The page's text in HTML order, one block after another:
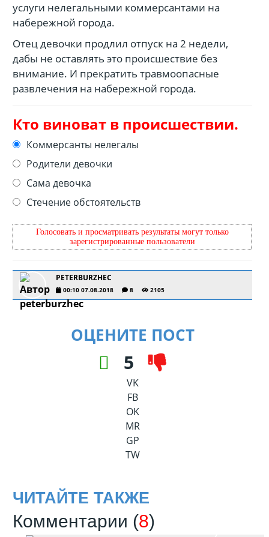
услуги нелегальными коммерсантами на
набережной города.
Отец девочки продлил отпуск на 2 недели,
дабы не оставлять это происшествие без
внимание. И прекратить травмоопасные
развлечения на набережной города.
Кто виноват в происшествии.
Коммерсанты нелегалы
Родители девочки
Сама девочка
Стечение обстоятельств
Голосовать и просматривать результаты могут только
зарегистрированные пользователи
PETERBURZHEC
00:10 07.08.2018 8 2105
ОЦЕНИТЕ ПОСТ
5
VK
FB
OK
MR
GP
TW
ЧИТАЙТЕ ТАКЖЕ
Комментарии (8)